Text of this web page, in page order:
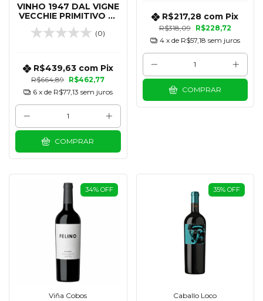
VINHO 1947 DAL VIGNE
VECCHIE PRIMITIVO DI
MANDURIA (MAGNUM)
1500 ML
(0)
R$664,89 R$462,77
R$439,63 com Pix
6 x de R$77,13 sem juros
COMPRAR
R$318,09 R$228,72
R$217,28 com Pix
4 x de R$57,18 sem juros
COMPRAR
34% OFF
Viña Cobos
35% OFF
Caballo Loco